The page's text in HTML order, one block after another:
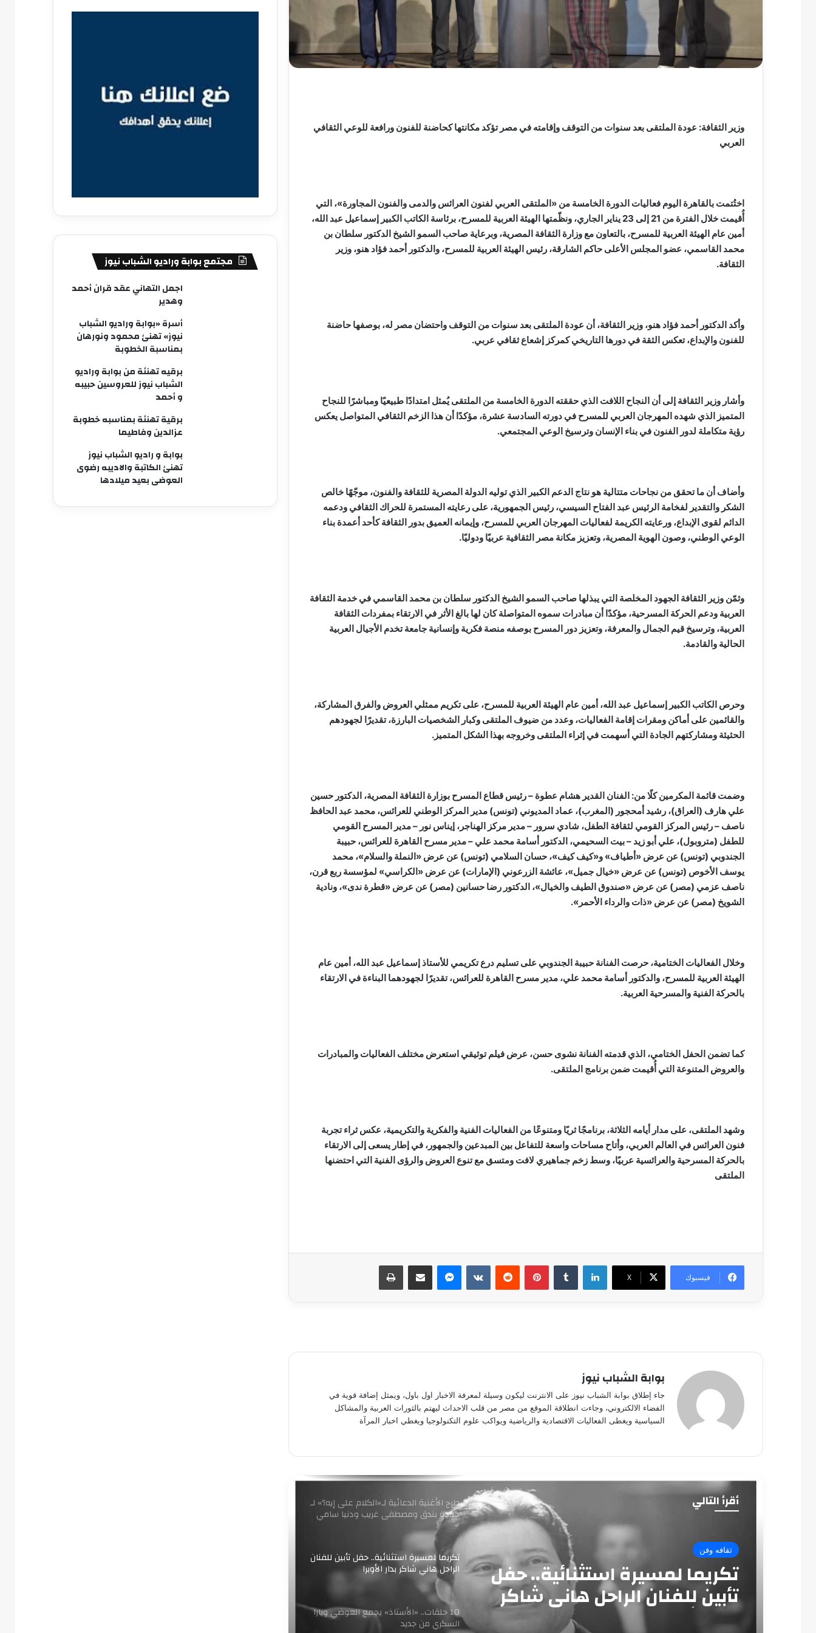
وزير الثقافة: عودة الملتقى بعد سنوات من التوقف وإقامته في مصر تؤكد مكانتها كحاضنة للفنون ورافعة للوعي الثقافي
العربي
اختُتمت بالقاهرة اليوم فعاليات الدورة الخامسة من «الملتقى العربي لفنون العرائس والدمى والفنون المجاورة»، التي
أُقيمت خلال الفترة من 21 إلى 23 يناير الجاري، ونظّمتها الهيئة العربية للمسرح، برئاسة الكاتب الكبير إسماعيل عبد الله،
أمين عام الهيئة العربية للمسرح، بالتعاون مع وزارة الثقافة المصرية، وبرعاية صاحب السمو الشيخ الدكتور سلطان بن
محمد القاسمي، عضو المجلس الأعلى حاكم الشارقة، رئيس الهيئة العربية للمسرح، والدكتور أحمد فؤاد هنو، وزير
الثقافة.
وأكد الدكتور أحمد فؤاد هنو، وزير الثقافة، أن عودة الملتقى بعد سنوات من التوقف واحتضان مصر له، بوصفها حاضنة
للفنون والإبداع، تعكس الثقة في دورها التاريخي كمركز إشعاع ثقافي عربي.
وأشار وزير الثقافة إلى أن النجاح اللافت الذي حققته الدورة الخامسة من الملتقى يُمثل امتدادًا طبيعيًا ومباشرًا للنجاح
المتميز الذي شهده المهرجان العربي للمسرح في دورته السادسة عشرة، مؤكدًا أن هذا الزخم الثقافي المتواصل يعكس
رؤية متكاملة لدور الفنون في بناء الإنسان وترسيخ الوعي المجتمعي.
وأضاف أن ما تحقق من نجاحات متتالية هو نتاج الدعم الكبير الذي توليه الدولة المصرية للثقافة والفنون، موجّهًا خالص
الشكر والتقدير لفخامة الرئيس عبد الفتاح السيسي، رئيس الجمهورية، على رعايته المستمرة للحراك الثقافي ودعمه
الدائم لقوى الإبداع، ورعايته الكريمة لفعاليات المهرجان العربي للمسرح، وإيمانه العميق بدور الثقافة كأحد أعمدة بناء
الوعي الوطني، وصون الهوية المصرية، وتعزيز مكانة مصر الثقافية عربيًا ودوليًا.
وثمّن وزير الثقافة الجهود المخلصة التي يبذلها صاحب السمو الشيخ الدكتور سلطان بن محمد القاسمي في خدمة الثقافة
العربية ودعم الحركة المسرحية، مؤكدًا أن مبادرات سموه المتواصلة كان لها بالغ الأثر في الارتقاء بمفردات الثقافة
العربية، وترسيخ قيم الجمال والمعرفة، وتعزيز دور المسرح بوصفه منصة فكرية وإنسانية جامعة تخدم الأجيال العربية
الحالية والقادمة.
وحرص الكاتب الكبير إسماعيل عبد الله، أمين عام الهيئة العربية للمسرح، على تكريم ممثلي العروض والفرق المشاركة،
والقائمين على أماكن ومقرات إقامة الفعاليات، وعدد من ضيوف الملتقى وكبار الشخصيات البارزة، تقديرًا لجهودهم
الحثيثة ومشاركتهم الجادة التي أسهمت في إثراء الملتقى وخروجه بهذا الشكل المتميز.
وضمت قائمة المكرمين كلًا من: الفنان القدير هشام عطوة – رئيس قطاع المسرح بوزارة الثقافة المصرية، الدكتور حسين
علي هارف (العراق)، رشيد أمحجور (المغرب)، عماد المديوني (تونس) مدير المركز الوطني للعرائس، محمد عبد الحافظ
ناصف – رئيس المركز القومي لثقافة الطفل، شادي سرور – مدير مركز الهناجر، إيناس نور – مدير المسرح القومي
للطفل (متروبول)، علي أبو زيد – بيت السحيمي، الدكتور أسامة محمد علي – مدير مسرح القاهرة للعرائس، حبيبة
الجندوبي (تونس) عن عرض «أطياف» و«كيف كيف»، حسان السلامي (تونس) عن عرض «النملة والسلام»، محمد
يوسف الأخوص (تونس) عن عرض «خيال جميل»، عائشة الزرعوني (الإمارات) عن عرض «الكراسي» لمؤسسة ربع قرن،
ناصف عزمي (مصر) عن عرض «صندوق الطيف والخيال»، الدكتور رضا حسانين (مصر) عن عرض «قطرة ندى»، ونادية
الشويخ (مصر) عن عرض «ذات والرداء الأحمر».
وخلال الفعاليات الختامية، حرصت الفنانة حبيبة الجندوبي على تسليم درع تكريمي للأستاذ إسماعيل عبد الله، أمين عام
الهيئة العربية للمسرح، والدكتور أسامة محمد علي، مدير مسرح القاهرة للعرائس، تقديرًا لجهودهما البناءة في الارتقاء
بالحركة الفنية والمسرحية العربية.
كما تضمن الحفل الختامي، الذي قدمته الفنانة نشوى حسن، عرض فيلم توثيقي استعرض مختلف الفعاليات والمبادرات
والعروض المتنوعة التي أُقيمت ضمن برنامج الملتقى.
وشهد الملتقى، على مدار أيامه الثلاثة، برنامجًا ثريًا ومتنوعًا من الفعاليات الفنية والفكرية والتكريمية، عكس ثراء تجربة
فنون العرائس في العالم العربي، وأتاح مساحات واسعة للتفاعل بين المبدعين والجمهور، في إطار يسعى إلى الارتقاء
بالحركة المسرحية والعرائسية عربيًا، وسط زخم جماهيري لافت ومتسق مع تنوع العروض والرؤى الفنية التي احتضنها
الملتقى
فيسبوك ‫X
لينكدإن بينتيريست ماسنجر مشاركة عبر البريد طباعة
بوابة الشباب نيوز
جاء إطلاق بوابة الشباب نيوز على الانترنت ليكون وسيلة لمعرفة الاخبار اول باول، ويمثل إضافة قوية في
الفضاء الالكتروني، وجاءت انطلاقة الموقع من مصر من قلب الاحداث ليهتم بالثورات العربية والمشاكل
السياسية ويغطى الفعاليات الاقتصادية والرياضية ويواكب علوم التكنولوجيا ويغطي اخبار المرآة
أقرأ التالي
ثقافه وفن
تكريما لمسيرة استثنائية.. حفل
تأبين للفنان الراحل هاني شاكر
بدار الأوبرا
9 ملايين جنيه.. إجمالي إيرادات فيلم
«الست» لـ منى زكي في 4 أيام
يستقبل طلاب المعهد العالي للفنون
برعاية وزير الثقافة إطلاق مبادرة ” فلنذهب
اليهم “
سليمان في مهرجان همسة الدولي
طرح الأغنية الدعائية لـ«الكلام على إيه؟» لـ
حودة بندق ومصطفى غريب ودنيا سامي
تكريما لمسيرة استثنائية.. حفل تأبين للفنان
الراحل هاني شاكر بدار الأوبرا
10 حلقات.. «الأستاذ» يجمع العوضي ويارا
السكري من جديد
مجتمع بوابة وراديو الشباب نيوز
اجمل التهاني عقد قران أحمد
وهدير
أسرة «بوابة وراديو الشباب
نيوز» تهنئ محمود ونورهان
بمناسبة الخطوبة
برقيه تهنئة من بوابة وراديو
الشباب نيوز للعروسين حبيبه
و أحمد
برقية تهنئة بمناسبه خطوبة
عزالدين وفاطيما
بوابة و راديو الشباب نيوز
تهنئ الكاتبة والاديبه رضوى
العوضى بعيد ميلادها